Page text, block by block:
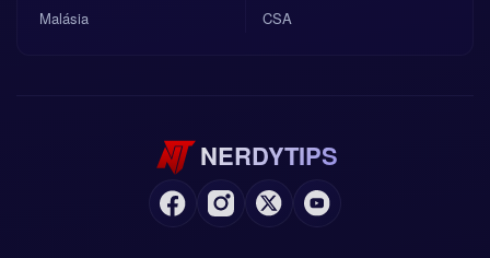
Malásia
CSA
NERDYTIPS